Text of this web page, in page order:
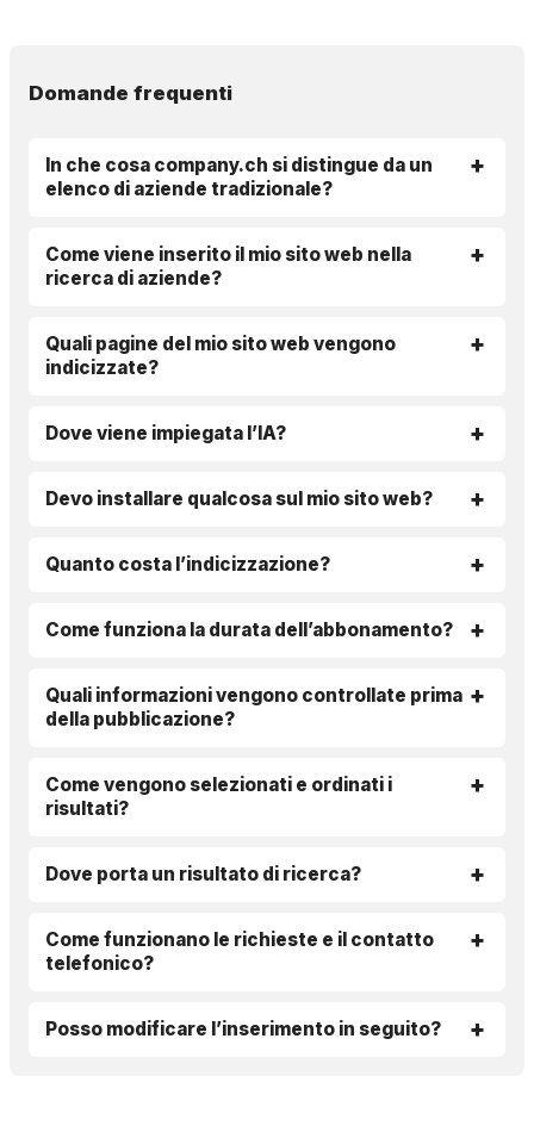
Domande frequenti
In che cosa company.ch si distingue da un
elenco di aziende tradizionale?
Come viene inserito il mio sito web nella
ricerca di aziende?
Quali pagine del mio sito web vengono
indicizzate?
Dove viene impiegata l’IA?
Devo installare qualcosa sul mio sito web?
Quanto costa l’indicizzazione?
Come funziona la durata dell’abbonamento?
Quali informazioni vengono controllate prima
della pubblicazione?
Come vengono selezionati e ordinati i
risultati?
Dove porta un risultato di ricerca?
Come funzionano le richieste e il contatto
telefonico?
Posso modificare l’inserimento in seguito?